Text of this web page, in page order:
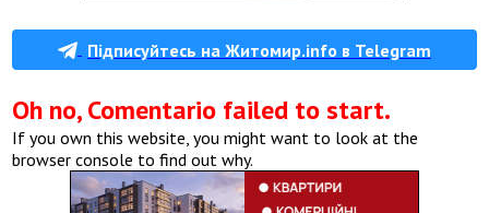
Підписуйтесь на Житомир.info в Telegram
Oh no, Comentario failed to start.
If you own this website, you might want to look at the
browser console to find out why.